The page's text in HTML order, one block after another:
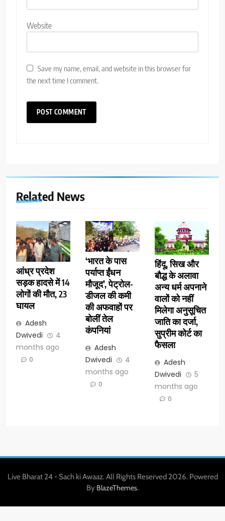
Website
Save my name, email, and website in this browser for
the next time I comment.
Related News
आंध्र प्रदेश
सड़क हादसे में 14
लोगों की मौत, 23
घायल
Adesh
Dwivedi
4
months ago
0
‘भारत के पास
पर्याप्त ईंधन
मौजूद’, पेट्रोल-
डीजल की कमी
की अफवाहों पर
बोलीं तेल
कंपनियां
Adesh
Dwivedi
4
months ago
0
हिंदू, सिख और
बौद्ध के अलावा
अन्य धर्म अपनाने
वालों को नहीं
मिलेगा अनुसूचित
जाति का दर्जा,
सुप्रीम कोर्ट का
फैसला
Adesh
Dwivedi
5
months ago
0
Live Bharat 24 - Sach ki Awaaz. All Rights Reserved 2026. Powered
By BlazeThemes.